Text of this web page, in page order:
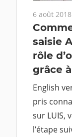
6 août 2018
saisie
rôle
grâce
English
pris
sur LUIS,
l’étape